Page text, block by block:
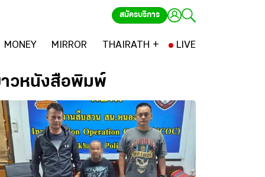
สมัครบริการ
MONEY MIRROR THAIRATH + LIVE
วหนังสือพิมพ์